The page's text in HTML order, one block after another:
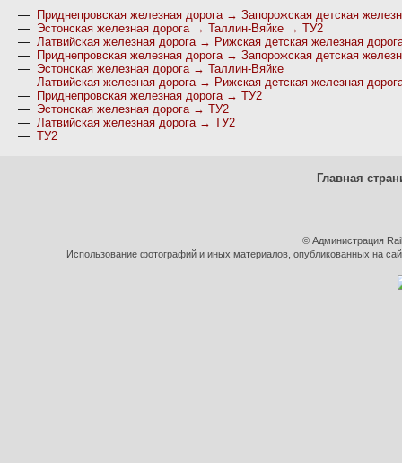
—
Приднепровская железная дорога → Запорожская детская
— Эстонская железная дорога → Таллин-Вяйке → ТУ2
— Латвийская железная дорога → Рижская детская железная
—
Приднепровская железная дорога → Запорожская детская
— Эстонская железная дорога → Таллин-Вяйке
— Латвийская железная дорога → Рижская детская железная
—
Приднепровская железная дорога → ТУ2
— Эстонская железная дорога → ТУ2
— Латвийская железная дорога → ТУ2
— ТУ2
Главная
© Администрация
Использование фотографий и иных материалов, опубликованных на